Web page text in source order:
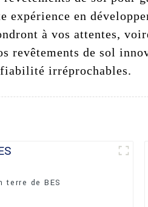
expérience en
à vos attentes,
revêtements de sol
irréprochables.
terre de BES